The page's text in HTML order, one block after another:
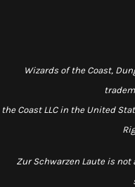
Wizards of the Coast,
the Coast LLC in the United
Zur Schwarzen Laute is